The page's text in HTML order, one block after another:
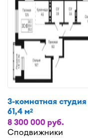
3-комнатная студия
61,4 м2
8 300 000 руб.
Сподвижники